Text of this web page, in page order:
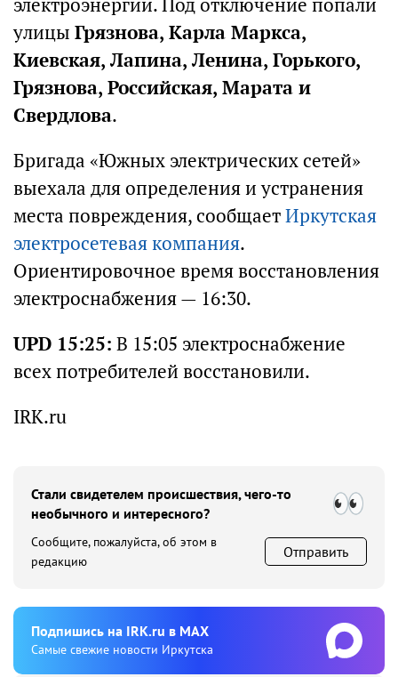
электроэнергии. Под отключение попали
улицы Грязнова, Карла Маркса,
Киевская, Лапина, Ленина, Горького,
Грязнова, Российская, Марата и
Свердлова.
Бригада «Южных электрических сетей»
выехала для определения и устранения
места повреждения, сообщаетИркутская
электросетевая компания.
Ориентировочное время восстановления
электроснабжения — 16:30.
UPD 15:25: В 15:05 электроснабжение
всех потребителей восстановили.
IRK.ru
Стали свидетелем происшествия, чего-то
необычного и интересного?
Сообщите, пожалуйста, об этом в
редакцию
Отправить
Подпишиcь на IRK.ru в MAX
Cамые свежие новости Иркутска